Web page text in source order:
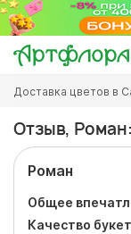
Перейти
основному
содержанию
Вы
здесь
Доставка цветов в
Отзыв,
Роман
Общее
Качество